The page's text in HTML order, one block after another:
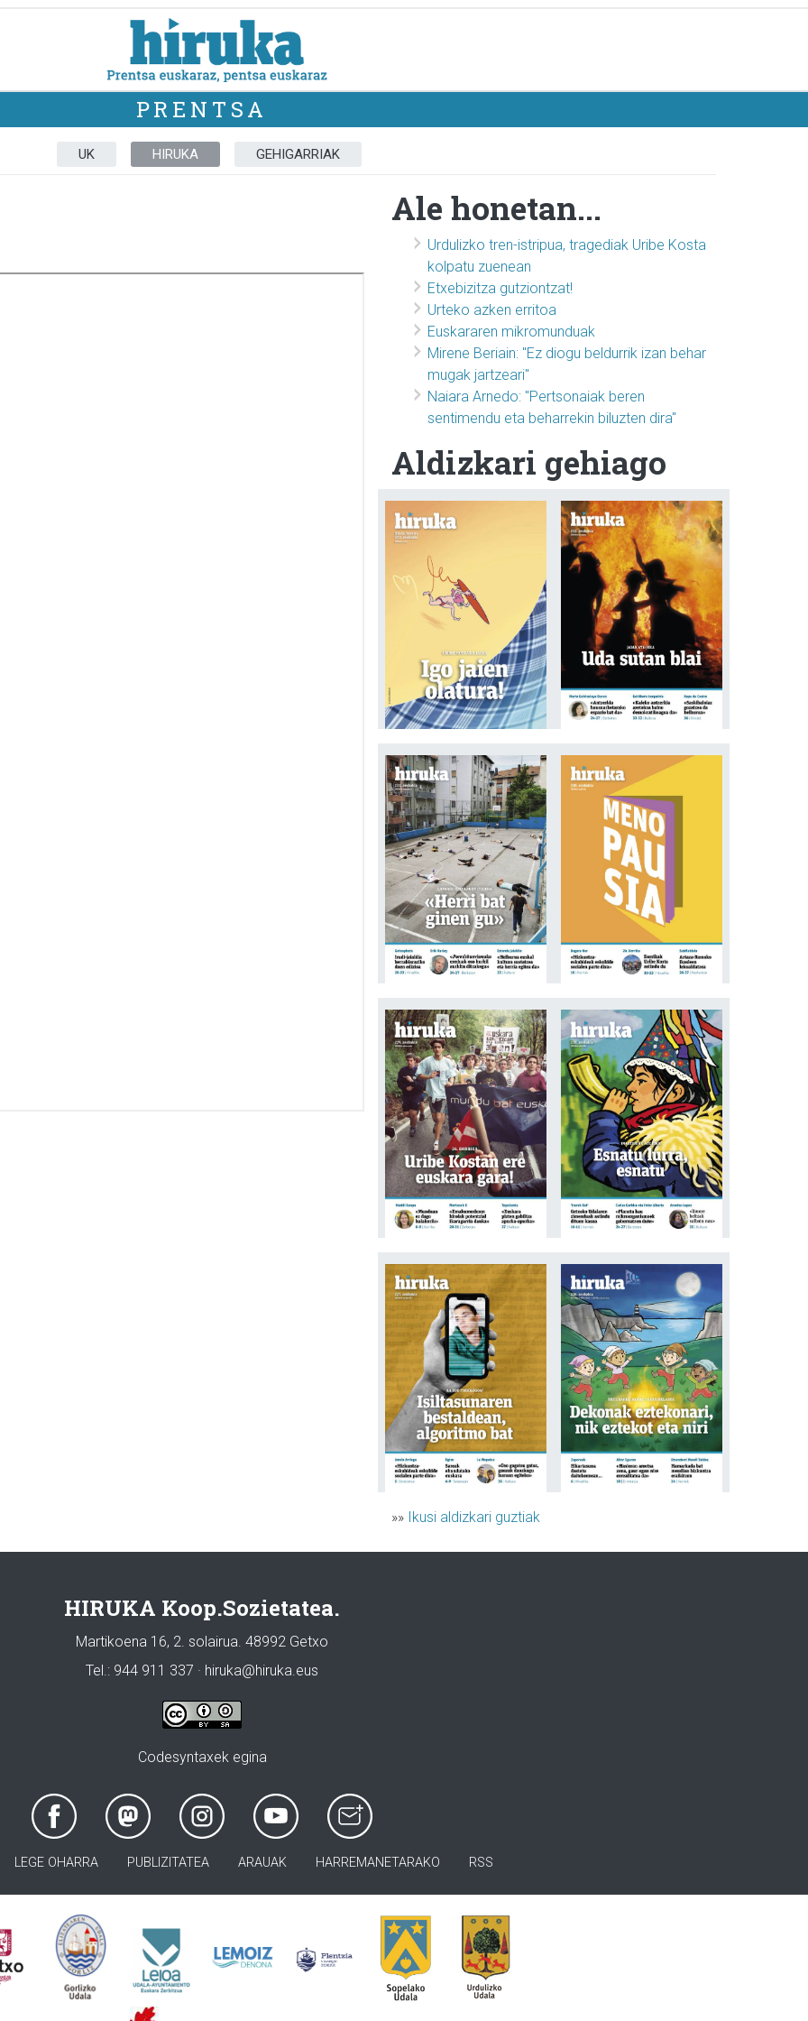
PRENTSA
UK HIRUKA GEHIGARRIAK
Ale honetan...
Urdulizko tren-istripua, tragediak Uribe Kosta
kolpatu zuenean
Etxebizitza gutziontzat!
Urteko azken erritoa
Euskararen mikromunduak
Mirene Beriain: "Ez diogu beldurrik izan behar
mugak jartzeari"
Naiara Arnedo: "Pertsonaiak beren
sentimendu eta beharrekin biluzten dira"
Aldizkari gehiago
»» Ikusi aldizkari guztiak
HIRUKA Koop.Sozietatea.
Martikoena 16, 2. solairua. 48992 Getxo
Tel.: 944 911 337 · hiruka@hiruka.eus
Codesyntaxek egina
LEGE OHARRA PUBLIZITATEA ARAUAK HARREMANETARAKO RSS